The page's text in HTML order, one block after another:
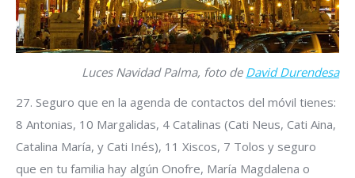
Luces Navidad Palma, foto de David Durendesa
27. Seguro que en la agenda de contactos del móvil tienes:
8 Antonias, 10 Margalidas, 4 Catalinas (Cati Neus, Cati Aina,
Catalina María, y Cati Inés), 11 Xiscos, 7 Tolos y seguro
que en tu familia hay algún Onofre, María Magdalena o